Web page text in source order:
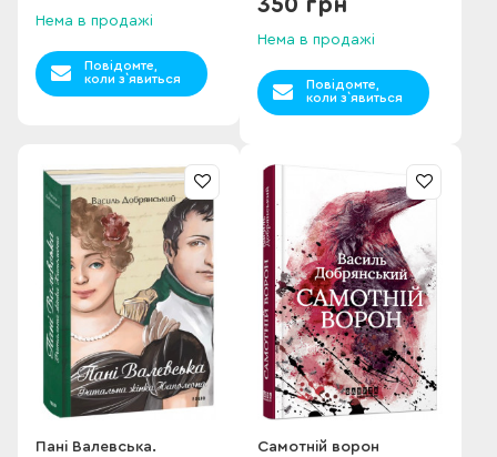
Нема в продажі
Повідомте,
коли з`явиться
Нема в продажі
Повідомте,
коли з`явиться
Пані Валевська.
Самотній ворон